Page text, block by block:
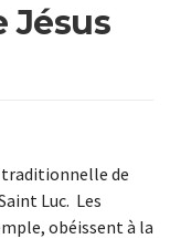
Jésus
de
Luc. Les
obéissent à la